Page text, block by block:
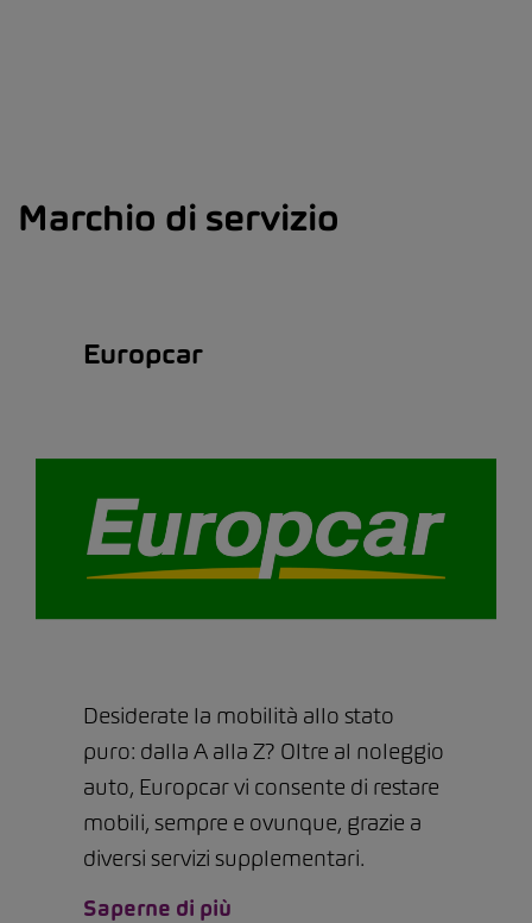
Marchio di servizio
Europcar
Desiderate la mobilità allo stato
puro: dalla A alla Z? Oltre al noleggio
auto, Europcar vi consente di restare
mobili, sempre e ovunque, grazie a
diversi servizi supplementari.
Saperne di più